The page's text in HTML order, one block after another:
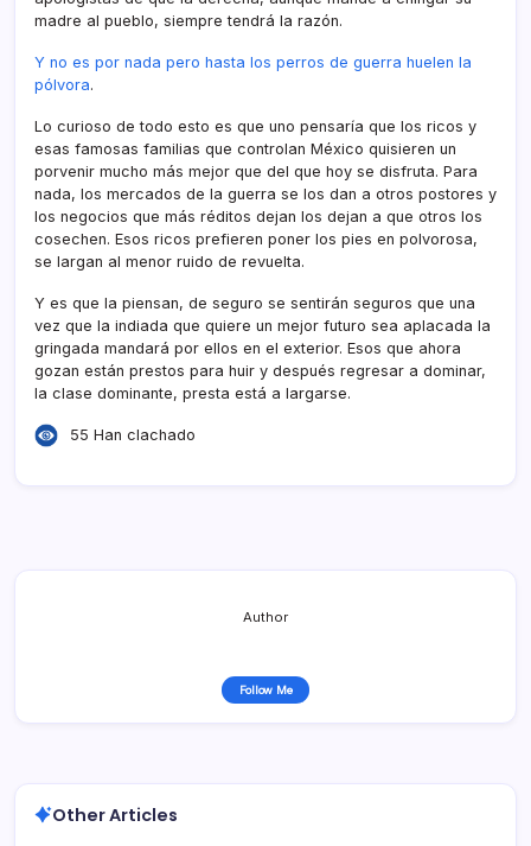
madre al pueblo, siempre tendrá la razón.
Y no es por nada pero hasta los perros de guerra huelen la
pólvora.
Lo curioso de todo esto es que uno pensarí­a que los ricos y
esas famosas familias que controlan México quisieren un
porvenir mucho más mejor que del que hoy se disfruta. Para
nada, los mercados de la guerra se los dan a otros postores y
los negocios que más réditos dejan los dejan a que otros los
cosechen. Esos ricos prefieren poner los pies en polvorosa,
se largan al menor ruido de revuelta.
Y es que la piensan, de seguro se sentirán seguros que una
vez que la indiada que quiere un mejor futuro sea aplacada la
gringada mandará por ellos en el exterior. Esos que ahora
gozan están prestos para huir y después regresar a dominar,
la clase dominante, presta está a largarse.
55 Han clachado
Author
Follow Me
Other Articles